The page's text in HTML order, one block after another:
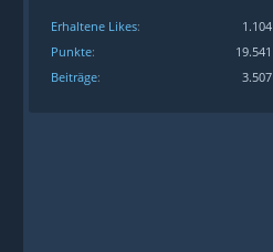
Erhaltene Likes
1.104
Punkte
19.541
Beiträge
3.507